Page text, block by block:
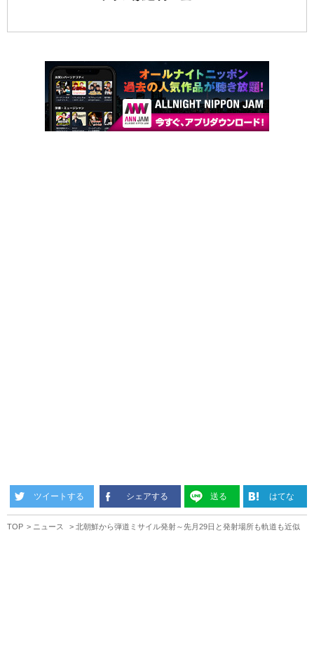
ツイートする シェアする 送る はてな
TOP ニュース 北朝鮮から弾道ミサイル発射～先月29日と発射場所も軌道も近似